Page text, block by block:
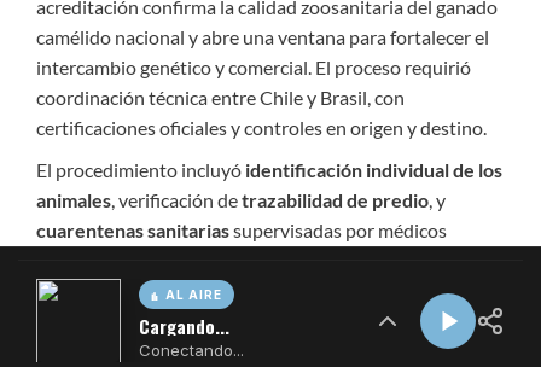
AL AIRE
Cargando...
Conectando...